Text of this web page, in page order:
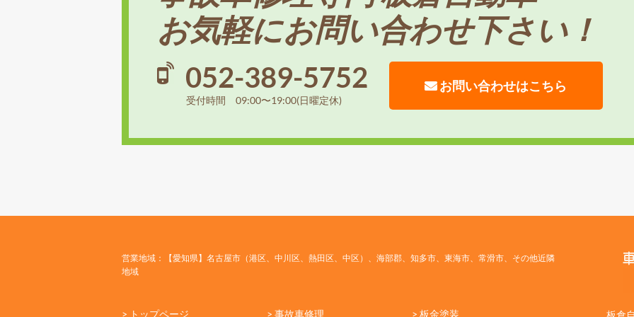
お気軽にお問い合わせ下さい！
052-389-5752
受付時間 09:00〜19:00(日曜定休)
お問い合わせはこちら
営業地域：【愛知県】名古屋市（港区、中川区、熱田区、中区）、海部郡、知多市、東海市、常滑市、その他近隣
地域
> トップページ > 事故車修理 > 板金塗装 板倉